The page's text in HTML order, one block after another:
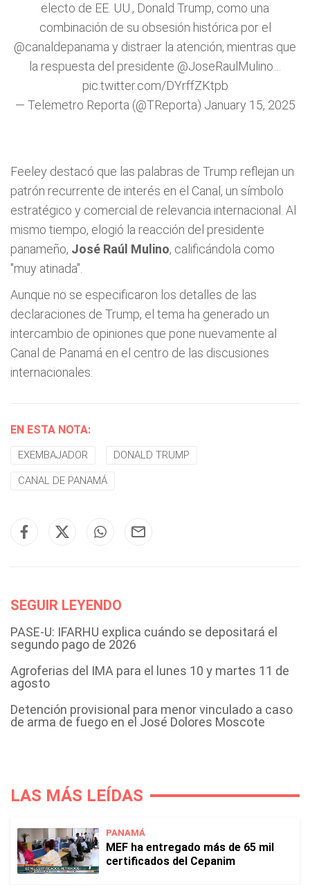
electo de EE. UU., Donald Trump, como una
combinación de su obsesión histórica por el
@canaldepanama y distraer la atención, mientras que
la respuesta del presidente @JoseRaulMulino
pic.twitter.com/DYrffZKtpb
— Telemetro Reporta (@TReporta) January 15, 2025
Feeley destacó que las palabras de Trump reflejan un
patrón recurrente de interés en el Canal, un símbolo
estratégico y comercial de relevancia internacional. Al
mismo tiempo, elogió la reacción del presidente
panameño, José Raúl Mulino, calificándola como
"muy atinada".
Aunque no se especificaron los detalles de las
declaraciones de Trump, el tema ha generado un
intercambio de opiniones que pone nuevamente al
Canal de Panamá en el centro de las discusiones
internacionales.
EN ESTA NOTA:
EXEMBAJADOR DONALD TRUMP
CANAL DE PANAMÁ
SEGUIR LEYENDO
PASE-U: IFARHU explica cuándo se depositará el
segundo pago de 2026
Agroferias del IMA para el lunes 10 y martes 11 de
agosto
Detención provisional para menor vinculado a caso
de arma de fuego en el José Dolores Moscote
LAS MÁS LEÍDAS
PANAMÁ
MEF ha entregado más de 65 mil
certificados del Cepanim